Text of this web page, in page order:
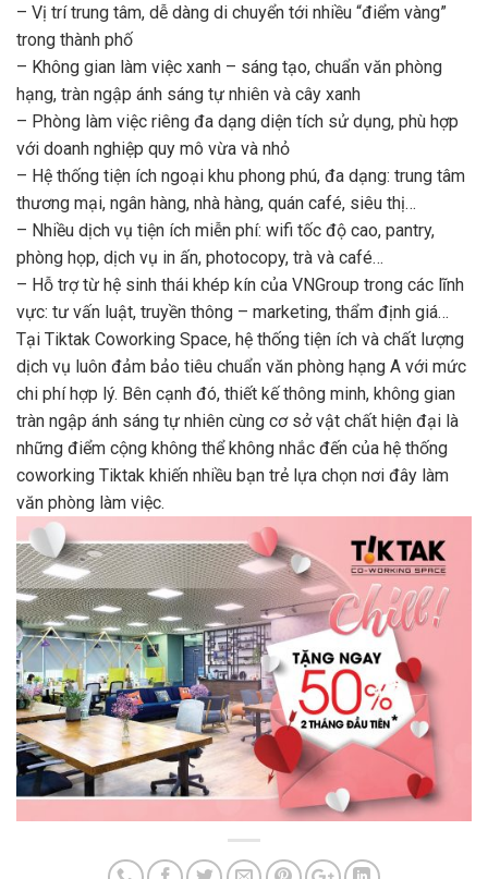
– Vị trí trung tâm, dễ dàng di chuyển tới nhiều “điểm vàng”
trong thành phố
– Không gian làm việc xanh – sáng tạo, chuẩn văn phòng
hạng, tràn ngập ánh sáng tự nhiên và cây xanh
– Phòng làm việc riêng đa dạng diện tích sử dụng, phù hợp
với doanh nghiệp quy mô vừa và nhỏ
– Hệ thống tiện ích ngoại khu phong phú, đa dạng: trung tâm
thương mại, ngân hàng, nhà hàng, quán café, siêu thị…
– Nhiều dịch vụ tiện ích miễn phí: wifi tốc độ cao, pantry,
phòng họp, dịch vụ in ấn, photocopy, trà và café…
– Hỗ trợ từ hệ sinh thái khép kín của VNGroup trong các lĩnh
vực: tư vấn luật, truyền thông – marketing, thẩm định giá…
Tại Tiktak Coworking Space, hệ thống tiện ích và chất lượng
dịch vụ luôn đảm bảo tiêu chuẩn văn phòng hạng A với mức
chi phí hợp lý. Bên cạnh đó, thiết kế thông minh, không gian
tràn ngập ánh sáng tự nhiên cùng cơ sở vật chất hiện đại là
những điểm cộng không thể không nhắc đến của hệ thống
coworking Tiktak khiến nhiều bạn trẻ lựa chọn nơi đây làm
văn phòng làm việc.